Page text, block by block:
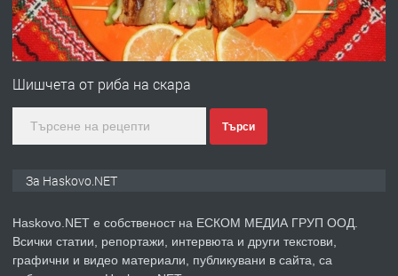
преди 5 дни
ПРЕДЛАГА
ПРОСТОРЕН ТРИСТАЕН
КУБА
преди 6 дни
Шишчета от риба на скара
Търси
За Haskovo.NET
Haskovo.NET е собственост на ЕСКОМ МЕДИА ГРУП ООД.
Всички статии, репортажи, интервюта и други текстови,
графични и видео материали, публикувани в сайта, са